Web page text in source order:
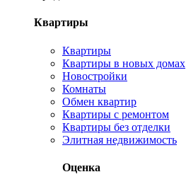
Квартиры
Квартиры
Квартиры в новых домах
Новостройки
Комнаты
Обмен квартир
Квартиры с ремонтом
Квартиры без отделки
Элитная недвижимость
Оценка